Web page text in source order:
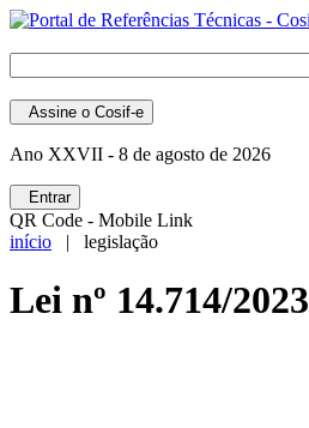
Assine o Cosif-e
Ano XXVII - 8 de agosto de 2026
Entrar
QR Code - Mobile Link
início | legislação
Lei nº 14.714/2023